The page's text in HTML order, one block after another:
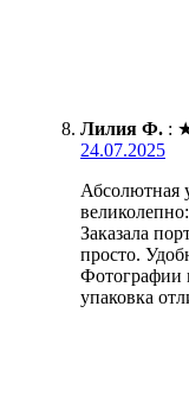
Лилия Ф. :
24.07.2025
Абсолютная
Заказала
просто.
Фотографии
упаковка